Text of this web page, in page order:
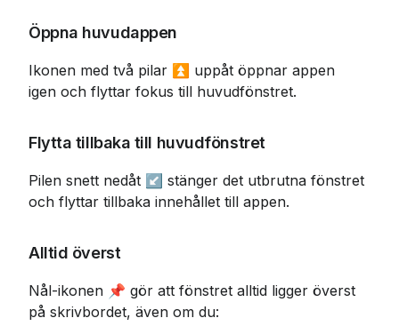
Öppna huvudappen
Ikonen med två pilar ⏫ uppåt öppnar appen
igen och flyttar fokus till huvudfönstret.
Flytta tillbaka till huvudfönstret
Pilen snett nedåt ↙️ stänger det utbrutna fönstret
och flyttar tillbaka innehållet till appen.
Alltid överst
Nål-ikonen 📌 gör att fönstret alltid ligger överst
på skrivbordet, även om du: